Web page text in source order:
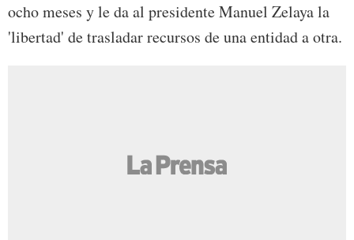
ocho meses y le da al presidente Manuel Zelaya la
'libertad' de trasladar recursos de una entidad a otra.